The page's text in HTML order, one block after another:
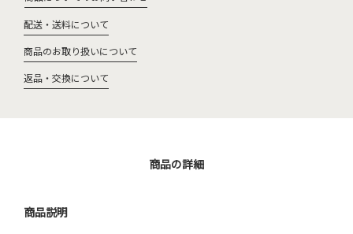
配送・送料について
商品のお取り扱いについて
返品・交換について
商品の詳細
商品説明